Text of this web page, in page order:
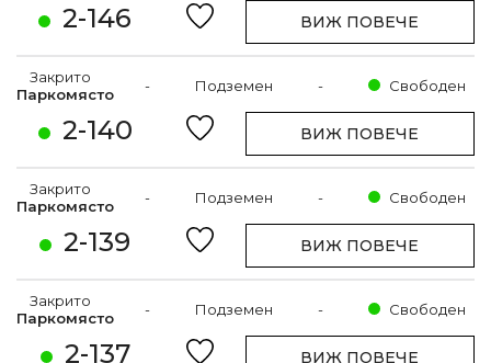
2-146 ВИЖ ПОВЕЧЕ
2-140
Закрито
Паркомясто
- Подземен - Свободен
ВИЖ ПОВЕЧЕ
2-139
Закрито
Паркомясто
- Подземен - Свободен
ВИЖ ПОВЕЧЕ
2-137
Закрито
Паркомясто
- Подземен - Свободен
ВИЖ ПОВЕЧЕ